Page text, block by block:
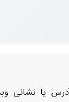
یا نشانی